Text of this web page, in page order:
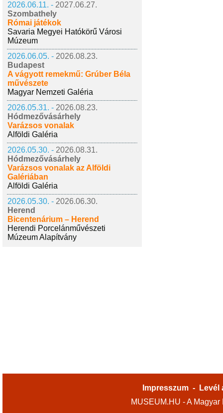
2026.06.11. - 2027.06.27.
Szombathely
Római játékok
Savaria Megyei Hatókörű Városi
Múzeum
2026.06.05. - 2026.08.23.
Budapest
A vágyott remekmű: Grúber Béla
művészete
Magyar Nemzeti Galéria
2026.05.31. - 2026.08.23.
Hódmezővásárhely
Varázsos vonalak
Alföldi Galéria
2026.05.30. - 2026.08.31.
Hódmezővásárhely
Varázsos vonalak az Alföldi
Galériában
Alföldi Galéria
2026.05.30. - 2026.06.30.
Herend
Bicentenárium – Herend
Herendi Porcelánművészeti
Múzeum Alapítvány
Impresszum -
Levél
MUSEUM.HU - A